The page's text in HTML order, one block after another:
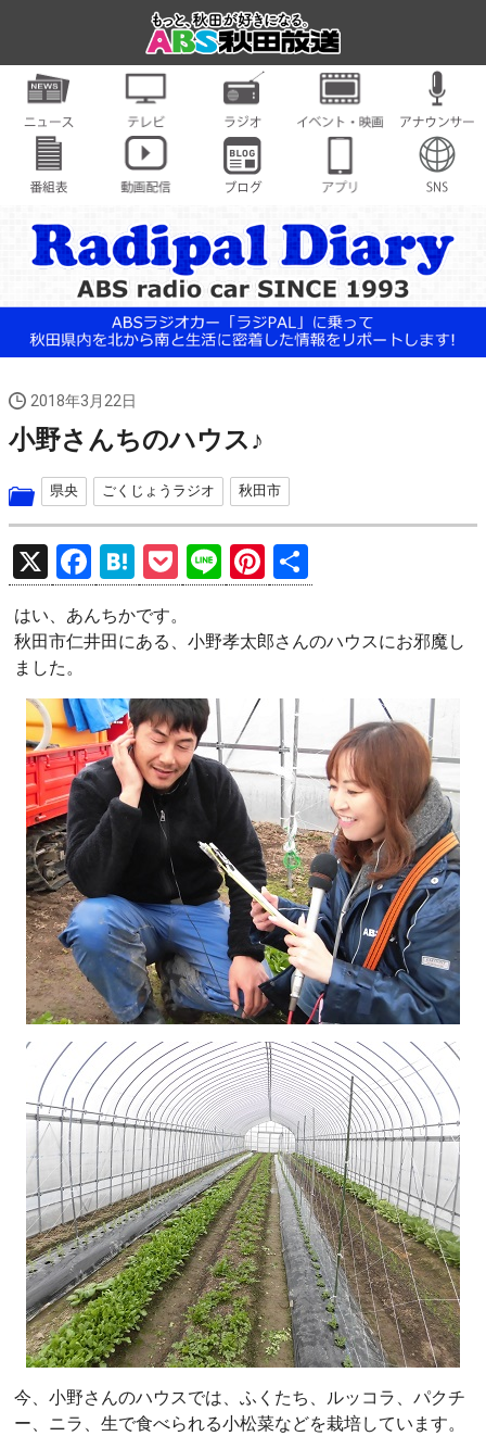
2018年3月22日
小野さんちのハウス♪
県央 ごくじょうラジオ 秋田市
X
F
a
ce
o
o
k
H
at
e
a
P
o
ck
Li
n
e
Pi
nt
er
有
はい、あんちかです。
秋田市仁井田にある、小野孝太郎さんのハウスにお邪魔し
ました。
今、小野さんのハウスでは、ふくたち、ルッコラ、パクチ
ー、ニラ、生で食べられる小松菜などを栽培しています。